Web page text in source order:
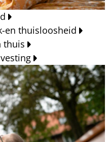
en thuisloosheid
thuis